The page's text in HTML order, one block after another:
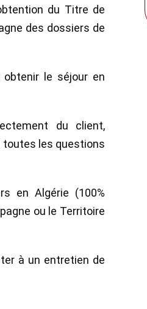
du Titre de
des dossiers de
le séjour en
du client,
les questions
en Algérie (100%
ou le Territoire
à un entretien de